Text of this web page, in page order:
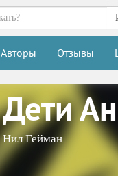
Авторы Отзывы
Дети
Нил Гейман